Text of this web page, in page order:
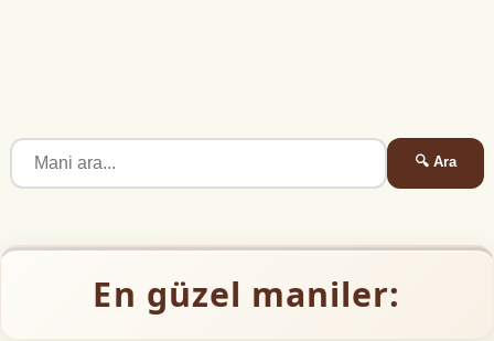
🔍 Ara
En güzel maniler: